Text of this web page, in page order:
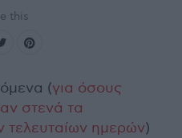
this
(για όσους
στενά τα
τελευταίων ημερών)